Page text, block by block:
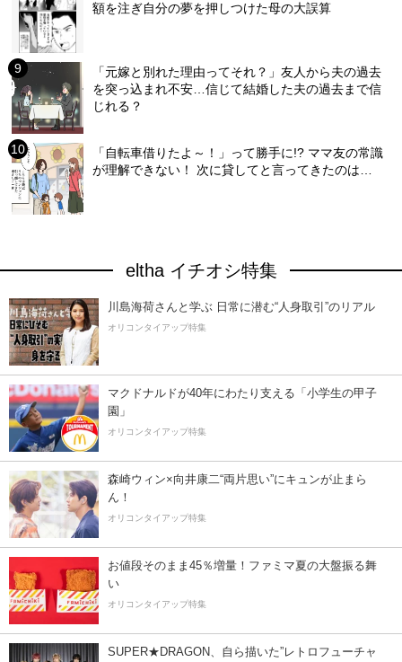
額を注ぎ自分の夢を押しつけた母の大誤算
「元嫁と別れた理由ってそれ？」友人から夫の過去
を突っ込まれ不安…信じて結婚した夫の過去まで信
じれる？
「自転車借りたよ～！」って勝手に!? ママ友の常識
が理解できない！ 次に貸してと言ってきたのは…
eltha イチオシ特集
川島海荷さんと学ぶ 日常に潜む“人身取引”のリアル
オリコンタイアップ特集
マクドナルドが40年にわたり支える「小学生の甲子
園」
オリコンタイアップ特集
森崎ウィン×向井康二“両片思い”にキュンが止まら
ん！
オリコンタイアップ特集
お値段そのまま45％増量！ファミマ夏の大盤振る舞
い
オリコンタイアップ特集
SUPER★DRAGON、自ら描いた”レトロフューチャ